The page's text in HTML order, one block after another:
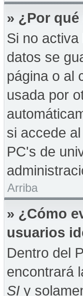
» ¿Por
Si no activa
datos se
página o al
usada por
si accede
PC's de
Arriba
» ¿Cómo
usuarios
Dentro del
encontrará
SI y